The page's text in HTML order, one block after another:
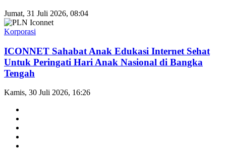
Jumat, 31 Juli 2026, 08:04
Korporasi
ICONNET Sahabat Anak Edukasi Internet Sehat
Untuk Peringati Hari Anak Nasional di Bangka
Tengah
Kamis, 30 Juli 2026, 16:26